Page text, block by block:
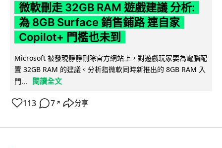
微軟刪走 32GB RAM 遊戲建議 分析:
為 8GB Surface 銷售鋪路 連自家
Copilot+ 門檻也未到
Microsoft 被發現靜靜刪除官方網站上，對遊戲玩家要為電腦配
置 32GB RAM 的建議。分析指微軟同時新推出的 8GB RAM 入
門...
閱讀全文
113 7 ↗ 分享